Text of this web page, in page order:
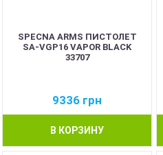
SPECNA ARMS ПИСТОЛЕТ
SA-VGP16 VAPOR BLACK
33707
9336 грн
В КОРЗИНУ